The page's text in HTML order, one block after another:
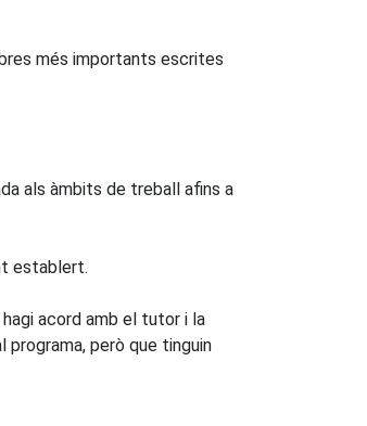
més importants escrites
als àmbits de treball afins a
establert.
acord amb el tutor i la
però que tinguin